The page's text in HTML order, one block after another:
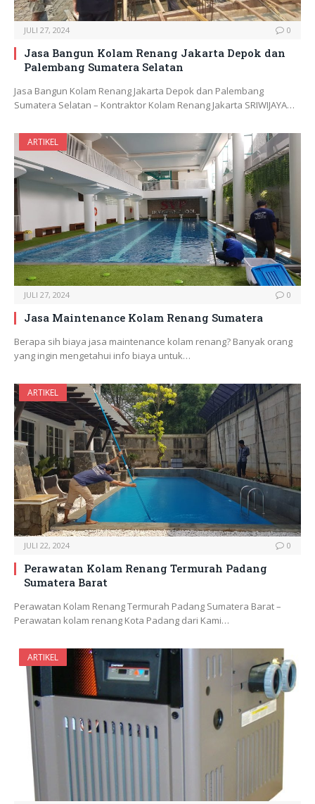
JULI 27, 2024 0
Jasa Bangun Kolam Renang Jakarta Depok dan
Palembang Sumatera Selatan
Jasa Bangun Kolam Renang Jakarta Depok dan Palembang
Sumatera Selatan – Kontraktor Kolam Renang Jakarta SRIWIJAYA…
ARTIKEL
JULI 27, 2024 0
Jasa Maintenance Kolam Renang Sumatera
Berapa sih biaya jasa maintenance kolam renang? Banyak orang
yang ingin mengetahui info biaya untuk…
ARTIKEL
JULI 22, 2024 0
Perawatan Kolam Renang Termurah Padang
Sumatera Barat
Perawatan Kolam Renang Termurah Padang Sumatera Barat –
Perawatan kolam renang Kota Padang dari Kami…
ARTIKEL